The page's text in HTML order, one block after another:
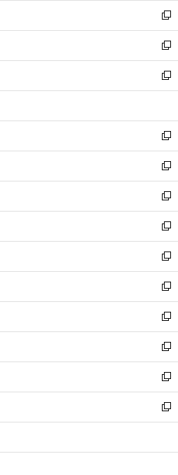
く
で
開
く
ド
ウ
で
開
く
ィ
ン
ド
ウ
で
開
し
い
ウ
ィ
ン
ド
ウ
開
く
新
し
い
ウ
ィ
ン
ウ
で
開
く
新
し
い
ウ
ン
ド
ウ
で
開
く
新
し
ウ
ィ
ン
ド
ウ
で
開
く
新
し
い
ウ
ィ
ン
ド
ウ
で
開
く
新
し
い
ウ
ィ
ン
ド
ウ
で
開
く
新
し
い
ウ
ィ
ン
ド
ウ
で
開
く
新
し
い
ウ
ィ
ン
ド
ウ
で
開
く
新
し
い
ウ
ィ
ン
ド
ウ
で
開
く
新
し
い
ウ
ィ
ン
ド
ウ
で
開
新
し
い
ウ
ィ
ン
ド
ウ
開
新
し
い
ウ
ィ
ン
ウ
新
し
い
ウ
ン
新
し
ウ